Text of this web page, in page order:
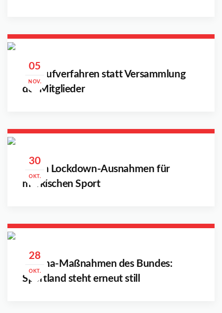
05
NOV.
Umlaufverfahren statt Versammlung
der Mitglieder
30
OKT.
Kaum Lockdown-Ausnahmen für
märkischen Sport
28
OKT.
Corona-Maßnahmen des Bundes:
Sportland steht erneut still